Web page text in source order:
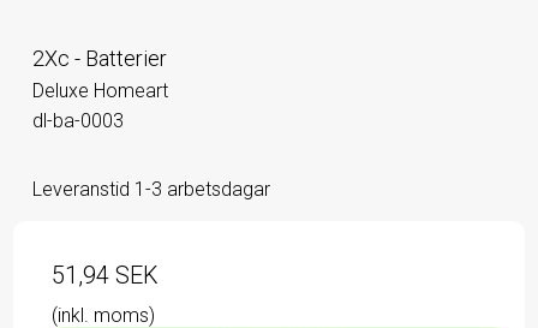
2Xc - Batterier
Deluxe Homeart
dl-ba-0003
Leveranstid 1-3 arbetsdagar
51,94 SEK
(inkl. moms)